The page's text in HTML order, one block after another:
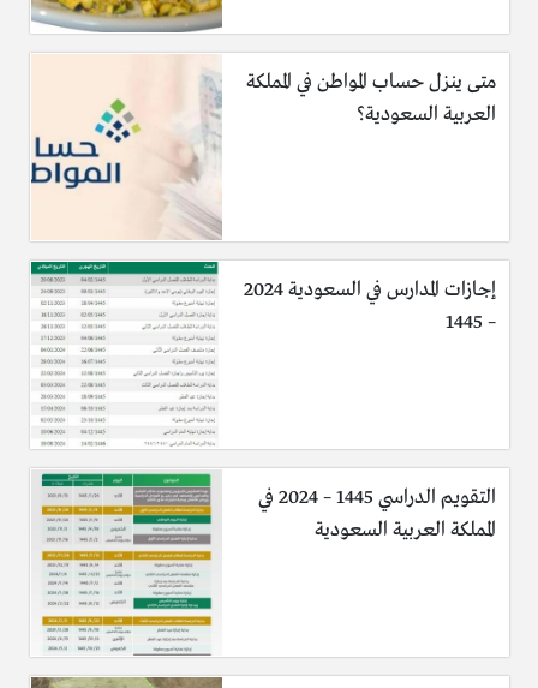
متى ينزل حساب المواطن في المملكة
العربية السعودية؟
إجازات المدارس في السعودية 2024
– 1445
التقويم الدراسي 1445 – 2024 في
المملكة العربية السعودية